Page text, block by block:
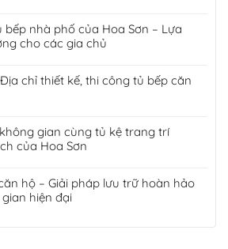
bếp nhà phố của Hoa Sơn – Lựa
cho các gia chủ
chỉ thiết kế, thi công tủ bếp căn
gian cùng tủ kệ trang trí
của Hoa Sơn
hộ – Giải pháp lưu trữ hoàn hảo
hiện đại